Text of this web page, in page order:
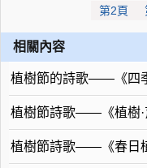
第2頁
相關內容
植樹節的詩歌——《四
植樹節詩歌——《植樹·
植樹節詩歌——《春日